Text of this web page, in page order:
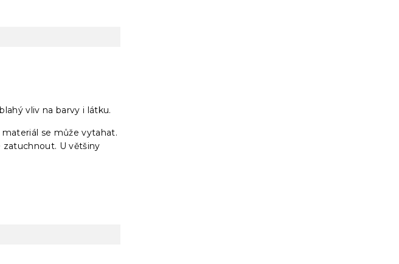
vliv na barvy i látku.
se může vytahat.
zatuchnout. U většiny